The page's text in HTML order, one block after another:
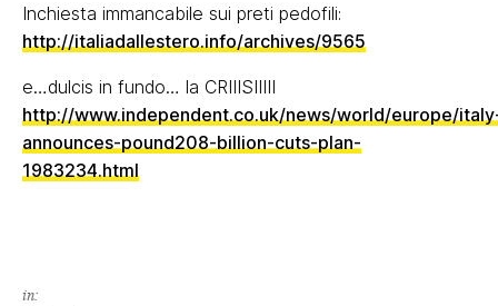
Inchiesta immancabile sui preti pedofili:
http://italiadallestero.info/archives/9565
e…dulcis in fundo… la CRIIISIIIII
http://www.independent.co.uk/news/world/europe/
announces-pound208-billion-cuts-plan-
1983234.html
in: